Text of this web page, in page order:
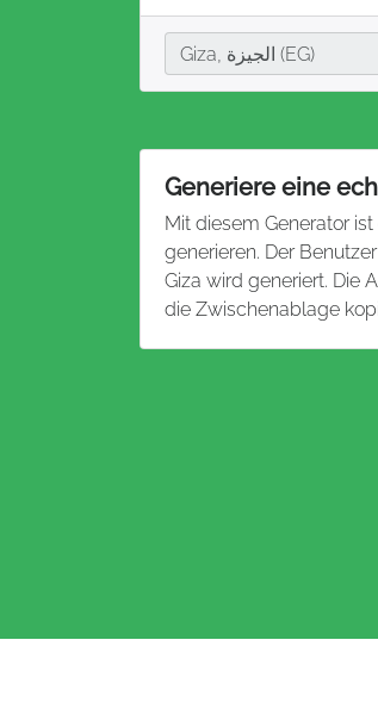
Stadt
Giza, الجيزة (EG)
Generiere eine
Mit diesem Generator
generieren. Der
Giza wird generiert. Die
die Zwischenablage